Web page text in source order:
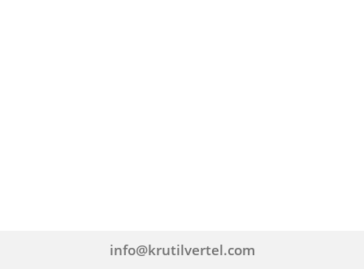
info@krutilvertel.com